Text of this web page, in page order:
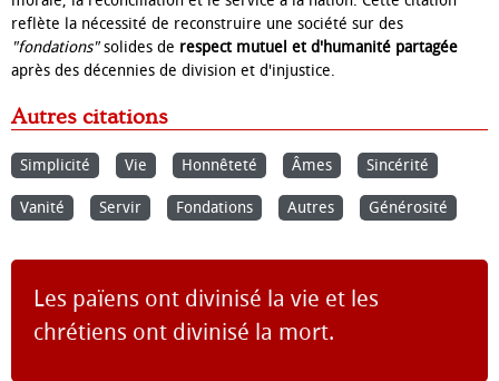
reflète la nécessité de reconstruire une société sur des
"fondations"solides de respect mutuel et d'humanité partagée
après des décennies de division et d'injustice.
Autres citations
Simplicité Vie Honnêteté Âmes Sincérité
Vanité Servir Fondations Autres Générosité
Les païens ont divinisé la vie et les
chrétiens ont divinisé la mort.